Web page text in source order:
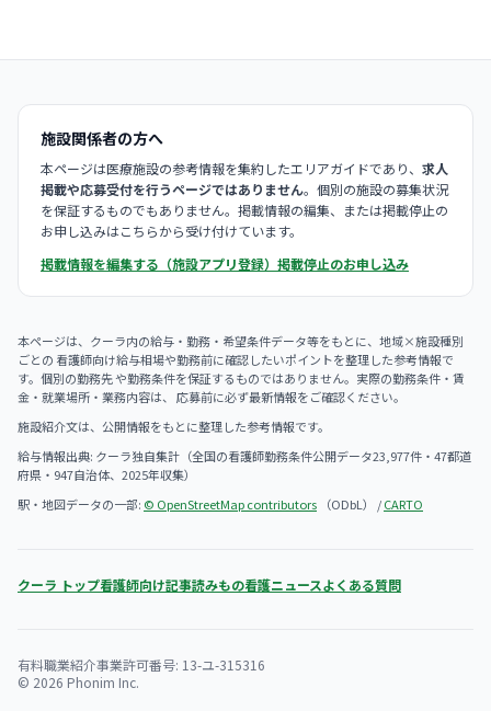
施設関係者の方へ
本ページは医療施設の参考情報を集約したエリアガイドであり、 求人
掲載や応募受付を行うページではありません。個別の施設の募集状況
を保証するものでもありません。掲載情報の編集、または掲載停止の
お申し込みはこちらから受け付けています。
掲載情報を編集する（施設アプリ登録） 掲載停止のお申し込み
本ページは、クーラ内の給与・勤務・希望条件データ等をもとに、地域×施設種別
ごとの 看護師向け給与相場や勤務前に確認したいポイントを整理した参考情報で
す。個別の勤務先 や勤務条件を保証するものではありません。実際の勤務条件・賃
金・就業場所・業務内容は、 応募前に必ず最新情報をご確認ください。
施設紹介文は、公開情報をもとに整理した参考情報です。
給与情報出典: クーラ独自集計（全国の看護師勤務条件公開データ23,977件・47都道
府県・947自治体、2025年収集）
駅・地図データの一部: © OpenStreetMap contributors （ODbL） /CARTO
クーラ トップ看護師向け記事読みもの看護ニュースよくある質問
有料職業紹介事業許可番号: 13-ユ-315316
© 2026 Phonim Inc.